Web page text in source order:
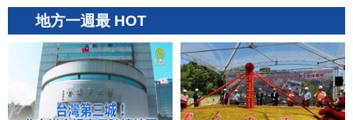
地方一週最 HOT